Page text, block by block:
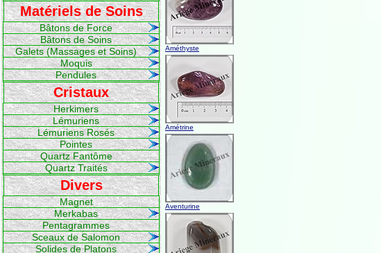
Matériels de Soins
Bâtons de Force
Bâtons de Soins
Galets (Massages et Soins)
Moquis
Pendules
Cristaux
Herkimers
Lémuriens
Lémuriens Rosés
Pointes
Quartz Fantôme
Quartz Traités
Divers
Magnet
Merkabas
Pentagrammes
Sceaux de Salomon
Solides de Platons
Améthyste
Amétrine
Aventurine